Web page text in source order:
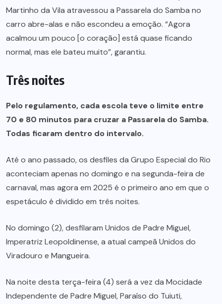
Martinho da Vila atravessou a Passarela do Samba no
carro abre-alas e não escondeu a emoção. “Agora
acalmou um pouco [o coração] está quase ficando
normal, mas ele bateu muito”, garantiu.
Três noites
Pelo regulamento, cada escola teve o limite entre
70 e 80 minutos para cruzar a Passarela do Samba.
Todas ficaram dentro do intervalo.
Até o ano passado, os desfiles da Grupo Especial do Rio
aconteciam apenas no domingo e na segunda-feira de
carnaval, mas agora em 2025 é o primeiro ano em que o
espetáculo é dividido em três noites.
No domingo (2), desfilaram Unidos de Padre Miguel,
Imperatriz Leopoldinense, a atual campeã Unidos do
Viradouro e Mangueira.
Na noite desta terça-feira (4) será a vez da Mocidade
Independente de Padre Miguel, Paraíso do Tuiuti,